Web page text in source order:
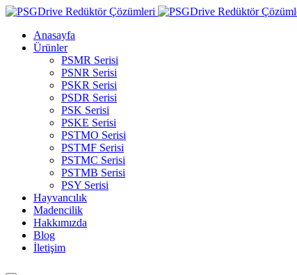
Anasayfa
Ürünler
PSMR Serisi
PSNR Serisi
PSKR Serisi
PSDR Serisi
PSK Serisi
PSKE Serisi
PSTMO Serisi
PSTMF Serisi
PSTMC Serisi
PSTMB Serisi
PSY Serisi
Hayvancılık
Madencilik
Hakkımızda
Blog
İletişim